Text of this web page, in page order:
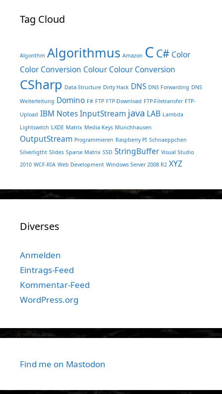
Tag Cloud
Algorithm Algorithmus Amazon C C# Color
Color Conversion Colour Colour Conversion
CSharp Data-Structure Dirty Hack DNS DNS Forwarding DNS
Weiterleitung Domino F# FTP FTP-Download FTP-Filetransfer FTP-
Upload IBM NotesInputStream java LAB Lambda
Lightswitch LXDE Matrix Media Keys Münchhausen
OutputStream Programmieren Raspberry PI Schnaeppchen
Silverligtht Slides Sparse Matrix SSD StringBuffer Visual Studio
2010 WCF-RIA Web Development Windows Server 2008 R2 XYZ
Diverses
Anmelden
Eintrags-Feed
Kommentar-Feed
WordPress.org
Find me on Mastodon